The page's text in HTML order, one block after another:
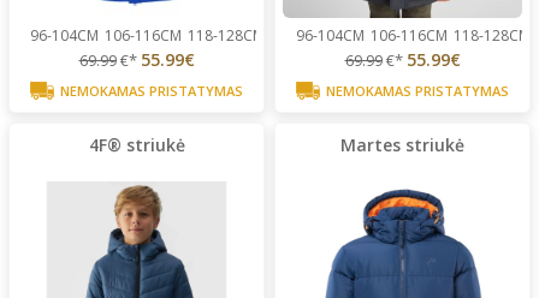
96-104CM 106-116CM 118-128CM 130-140CM 142-152CM...
69.99€* 55.99€
NEMOKAMAS PRISTATYMAS
96-104CM 106-116CM 118-128CM
69.99€* 55.99€
NEMOKAMAS PRISTATYMAS
4F® striukė Martes striukė